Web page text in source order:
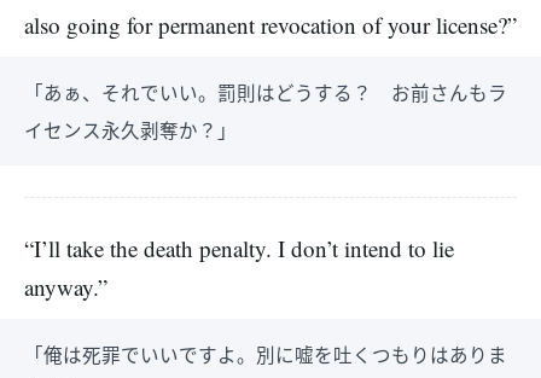
also going for permanent revocation of your license?”
「あぁ、それでいい。罰則はどうする？ お前さんもラ
イセンス永久剥奪か？」
“I’ll take the death penalty. I don’t intend to lie
anyway.”
「俺は死罪でいいですよ。別に嘘を吐くつもりはありま